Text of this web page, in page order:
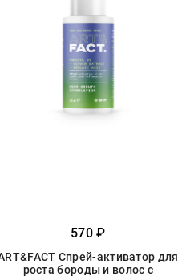
570 ₽
Спрей-активатор для
роста бороды и волос с